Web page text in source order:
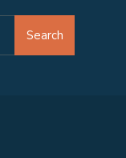
Search